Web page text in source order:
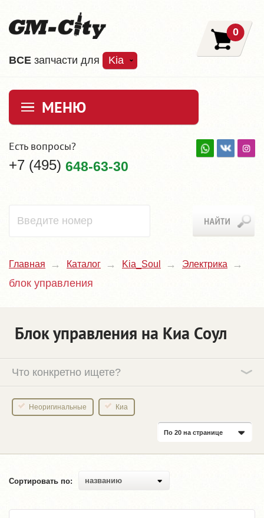
ВCE запчасти для Kia
0
МЕНЮ
Есть вопросы?
+7 (495) 648-63-30
Главная Каталог Kia_Soul Электрика
блок управления
Блок управления на Киа Соул
Что конкретно ищете?
Неоригинальные Киа
По 20 на странице
Сортировать по: названию